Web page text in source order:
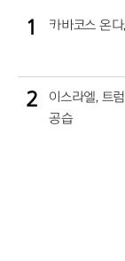
1 카바코스 온
2
이스라엘, 트
공습